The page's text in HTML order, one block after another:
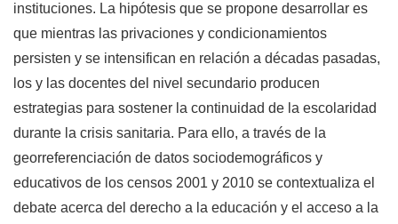
instituciones. La hipótesis que se propone desarrollar es
que mientras las privaciones y condicionamientos
persisten y se intensifican en relación a décadas pasadas,
los y las docentes del nivel secundario producen
estrategias para sostener la continuidad de la escolaridad
durante la crisis sanitaria. Para ello, a través de la
georreferenciación de datos sociodemográficos y
educativos de los censos 2001 y 2010 se contextualiza el
debate acerca del derecho a la educación y el acceso a la